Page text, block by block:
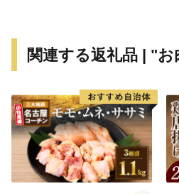
浮かんでおり、平成11年9月の
● 世界最北のサンゴの海
串本は北緯33度30分という位
の茂る温帯の海に属します。
運んでくる黒潮の働きによっ
関連する返礼品 | "お